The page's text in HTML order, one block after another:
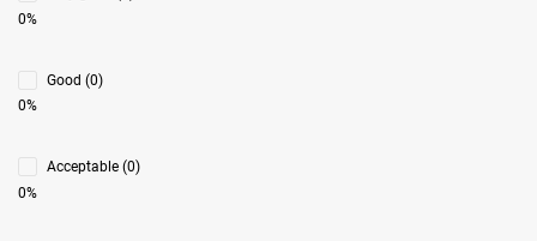
0%
Good (0)
0%
Acceptable (0)
0%